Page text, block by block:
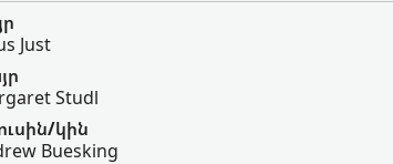
Just
Studl
կին
Buesking